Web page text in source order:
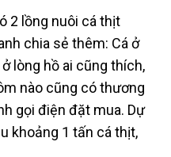
2 lồng nuôi cá thịt
chia sẻ thêm: Cá ở
lòng hồ ai cũng thích,
nào cũng có thương
gọi điện đặt mua. Dự
khoảng 1 tấn cá thịt,